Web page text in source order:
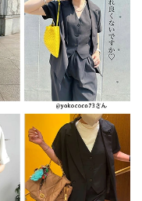
—
—
カートに入れる